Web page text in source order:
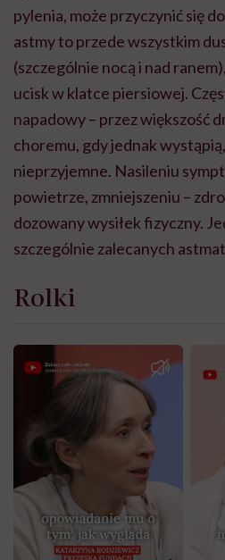
pylenia, może przyczynić się
astmy to przede wszystkim
(szczególnie nocą i nad
ucisk w klatce piersiowej.
napadowy – przez większość
choremu, gdy jednak
nieprzyjemne. Nasileniu
powietrze, zmniejszeniu –
dozowany wysiłek fizyczny.
szczególnie zalecanych
Rolki